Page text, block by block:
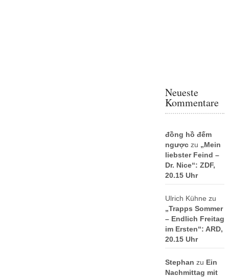
Neueste
Kommentare
đồng hồ đếm
ngượczu „Mein
liebster Feind –
Dr. Nice“: ZDF,
20.15 Uhr
Ulrich Kühne zu
„Trapps Sommer
– Endlich Freitag
im Ersten“: ARD,
20.15 Uhr
Stephan zu Ein
Nachmittag mit